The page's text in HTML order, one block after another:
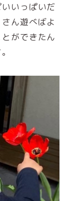
いっぱいだ
ん遊べばよ
ができたん